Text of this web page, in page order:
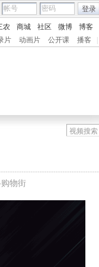
登录
农 商城 社区 微博 博客
片 动画片 公开课 播客
物街